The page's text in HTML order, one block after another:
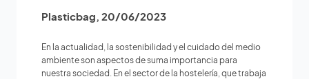
Plasticbag, 20/06/2023
En la actualidad, la sostenibilidad y el cuidado del medio
ambiente son aspectos de suma importancia para
nuestra sociedad. En el sector de la hostelería, que trabaja